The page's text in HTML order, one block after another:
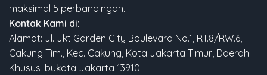
maksimal 5 perbandingan.
Kontak Kami di:
Alamat: Jl. Jkt Garden City Boulevard No.1, RT.8/RW.6,
Cakung Tim., Kec. Cakung, Kota Jakarta Timur, Daerah
Khusus Ibukota Jakarta 13910